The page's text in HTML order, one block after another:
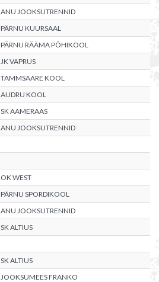
ANU JOOKSUTRENNID
PÄRNU KUURSAAL
PÄRNU RÄÄMA PÕHIKOOL
JK VAPRUS
TAMMSAARE KOOL
AUDRU KOOL
SK AAMERAAS
ANU JOOKSUTRENNID
OK WEST
PÄRNU SPORDIKOOL
ANU JOOKSUTRENNID
SK ALTIUS
SK ALTIUS
JOOKSUMEES FRANKO